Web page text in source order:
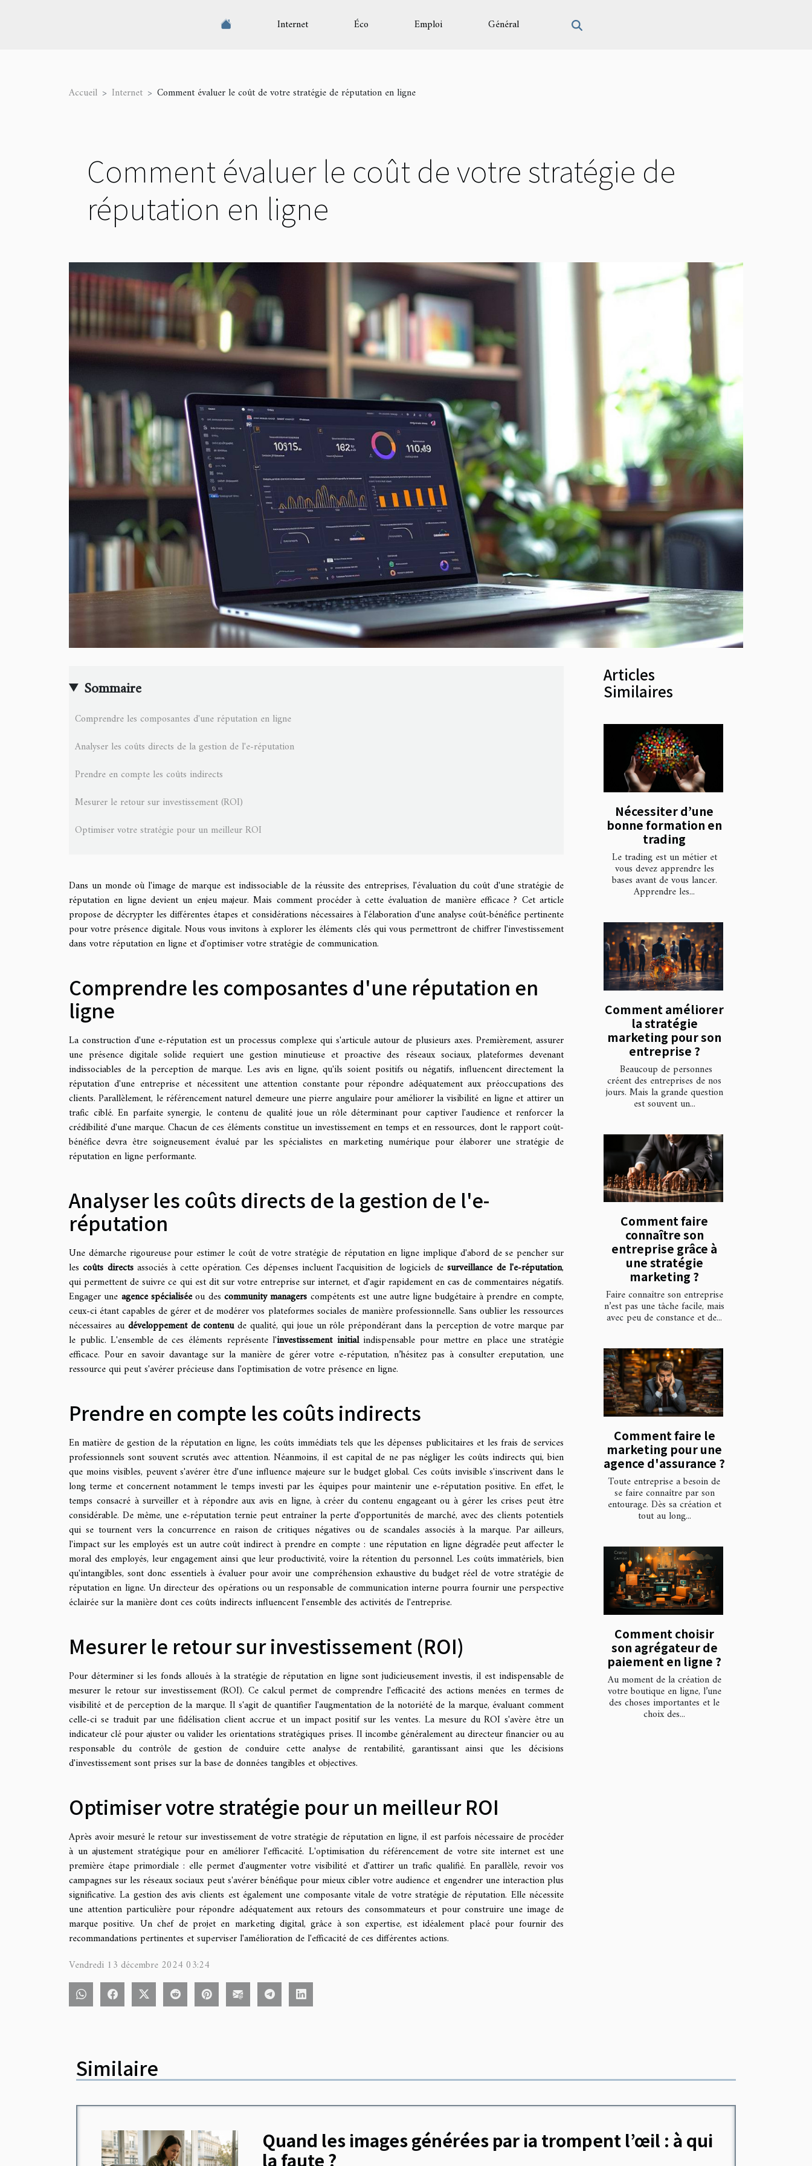
Internet Éco Emploi Général
Accueil Internet Comment évaluer le coût de votre stratégie de réputation en ligne
Comment évaluer le coût de votre stratégie de
réputation en ligne
Sommaire
Comprendre les composantes d'une réputation en ligne
Analyser les coûts directs de la gestion de l'e-réputation
Prendre en compte les coûts indirects
Mesurer le retour sur investissement (ROI)
Optimiser votre stratégie pour un meilleur ROI
Dans un monde où l'image de marque est indissociable de la réussite des entreprises, l'évaluation du coût d'une stratégie de
réputation en ligne devient un enjeu majeur. Mais comment procéder à cette évaluation de manière efficace ? Cet article
propose de décrypter les différentes étapes et considérations nécessaires à l'élaboration d'une analyse coût-bénéfice pertinente
pour votre présence digitale. Nous vous invitons à explorer les éléments clés qui vous permettront de chiffrer l'investissement
dans votre réputation en ligne et d'optimiser votre stratégie de communication.
Comprendre les composantes d'une réputation en
ligne
La construction d'une e-réputation est un processus complexe qui s'articule autour de plusieurs axes. Premièrement, assurer
une présence digitale solide requiert une gestion minutieuse et proactive des réseaux sociaux, plateformes devenant
indissociables de la perception de marque. Les avis en ligne, qu'ils soient positifs ou négatifs, influencent directement la
réputation d'une entreprise et nécessitent une attention constante pour répondre adéquatement aux préoccupations des
clients. Parallèlement, le référencement naturel demeure une pierre angulaire pour améliorer la visibilité en ligne et attirer un
trafic ciblé. En parfaite synergie, le contenu de qualité joue un rôle déterminant pour captiver l'audience et renforcer la
crédibilité d'une marque. Chacun de ces éléments constitue un investissement en temps et en ressources, dont le rapport coût-
bénéfice devra être soigneusement évalué par les spécialistes en marketing numérique pour élaborer une stratégie de
réputation en ligne performante.
Analyser les coûts directs de la gestion de l'e-
réputation
Une démarche rigoureuse pour estimer le coût de votre stratégie de réputation en ligne implique d'abord de se pencher sur
lescoûts directsassociés à cette opération. Ces dépenses incluent l'acquisition de logiciels desurveillance de l'e-réputation,
qui permettent de suivre ce qui est dit sur votre entreprise sur internet, et d'agir rapidement en cas de commentaires négatifs.
Engager une agence spécialiséeou descommunity managers compétents est une autre ligne budgétaire à prendre en compte,
ceux-ci étant capables de gérer et de modérer vos plateformes sociales de manière professionnelle. Sans oublier les ressources
nécessaires au développement de contenude qualité, qui joue un rôle prépondérant dans la perception de votre marque par
le public. L'ensemble de ces éléments représente l'investissement initialindispensable pour mettre en place une stratégie
efficace. Pour en savoir davantage sur la manière de gérer votre e-réputation, n’hésitez pas à consulter ereputation, une
ressource qui peut s'avérer précieuse dans l'optimisation de votre présence en ligne.
Prendre en compte les coûts indirects
En matière de gestion de la réputation en ligne, les coûts immédiats tels que les dépenses publicitaires et les frais de services
professionnels sont souvent scrutés avec attention. Néanmoins, il est capital de ne pas négliger les coûts indirects qui, bien
que moins visibles, peuvent s'avérer être d'une influence majeure sur le budget global. Ces coûts invisible s'inscrivent dans le
long terme et concernent notamment le temps investi par les équipes pour maintenir une e-réputation positive. En effet, le
temps consacré à surveiller et à répondre aux avis en ligne, à créer du contenu engageant ou à gérer les crises peut être
considérable. De même, une e-réputation ternie peut entraîner la perte d'opportunités de marché, avec des clients potentiels
qui se tournent vers la concurrence en raison de critiques négatives ou de scandales associés à la marque. Par ailleurs,
l'impact sur les employés est un autre coût indirect à prendre en compte : une réputation en ligne dégradée peut affecter le
moral des employés, leur engagement ainsi que leur productivité, voire la rétention du personnel. Les coûts immatériels, bien
qu'intangibles, sont donc essentiels à évaluer pour avoir une compréhension exhaustive du budget réel de votre stratégie de
réputation en ligne. Un directeur des opérations ou un responsable de communication interne pourra fournir une perspective
éclairée sur la manière dont ces coûts indirects influencent l'ensemble des activités de l'entreprise.
Mesurer le retour sur investissement (ROI)
Pour déterminer si les fonds alloués à la stratégie de réputation en ligne sont judicieusement investis, il est indispensable de
mesurer le retour sur investissement (ROI). Ce calcul permet de comprendre l'efficacité des actions menées en termes de
visibilité et de perception de la marque. Il s'agit de quantifier l'augmentation de la notoriété de la marque, évaluant comment
celle-ci se traduit par une fidélisation client accrue et un impact positif sur les ventes. La mesure du ROI s'avère être un
indicateur clé pour ajuster ou valider les orientations stratégiques prises. Il incombe généralement au directeur financier ou au
responsable du contrôle de gestion de conduire cette analyse de rentabilité, garantissant ainsi que les décisions
d'investissement sont prises sur la base de données tangibles et objectives.
Optimiser votre stratégie pour un meilleur ROI
Après avoir mesuré le retour sur investissement de votre stratégie de réputation en ligne, il est parfois nécessaire de procéder
à un ajustement stratégique pour en améliorer l'efficacité. L'optimisation du référencement de votre site internet est une
première étape primordiale : elle permet d'augmenter votre visibilité et d'attirer un trafic qualifié. En parallèle, revoir vos
campagnes sur les réseaux sociaux peut s'avérer bénéfique pour mieux cibler votre audience et engendrer une interaction plus
significative. La gestion des avis clients est également une composante vitale de votre stratégie de réputation. Elle nécessite
une attention particulière pour répondre adéquatement aux retours des consommateurs et pour construire une image de
marque positive. Un chef de projet en marketing digital, grâce à son expertise, est idéalement placé pour fournir des
recommandations pertinentes et superviser l'amélioration de l'efficacité de ces différentes actions.
Vendredi 13 décembre 2024 03:24
Articles
Similaires
Nécessiter d’une
bonne formation en
trading
Le trading est un métier et
vous devez apprendre les
bases avant de vous lancer.
Apprendre les...
Comment améliorer
la stratégie
marketing pour son
entreprise ?
Beaucoup de personnes
créent des entreprises de nos
jours. Mais la grande question
est souvent un...
Comment faire
connaître son
entreprise grâce à
une stratégie
marketing ?
Faire connaître son entreprise
n’est pas une tâche facile, mais
avec peu de constance et de...
Comment faire le
marketing pour une
agence d'assurance ?
Toute entreprise a besoin de
se faire connaître par son
entourage. Dès sa création et
tout au long...
Comment choisir
son agrégateur de
paiement en ligne ?
Au moment de la création de
votre boutique en ligne, l’une
des choses importantes et le
choix des...
Similaire
Quand les images générées par ia trompent l’œil : à qui
la faute ?